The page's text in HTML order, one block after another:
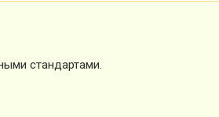
стандартами.